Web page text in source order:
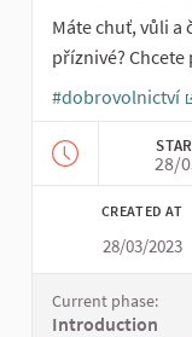
Máte chuť, vůli a
příznivé?
#dobrovolnictví
28/
CREATED AT
28/03/2023
Current phase:
Introduction